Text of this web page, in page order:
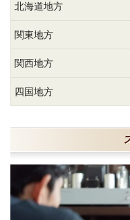
北海道地方
関東地方
関西地方
四国地方